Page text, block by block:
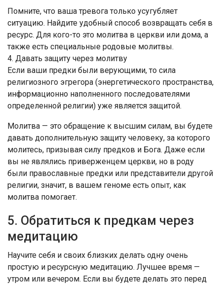
Помните, что ваша тревога только усугубляет
ситуацию. Найдите удобный способ возвращать себя в
ресурс. Для кого-то это молитва в церкви или дома, а
также есть специальные родовые молитвы.
4. Давать защиту через молитву
Если ваши предки были верующими, то сила
религиозного эгрегора (энергетического пространства,
информационно наполненного последователями
определенной религии) уже является защитой.
Молитва — это обращение к высшим силам, вы будете
давать дополнительную защиту человеку, за которого
молитесь, призывая силу предков и Бога. Даже если
вы не являлись приверженцем церкви, но в роду
были православные предки или представители другой
религии, значит, в вашем геноме есть опыт, как
молитва помогает.
5. Обратиться к предкам через
медитацию
Научите себя и своих близких делать одну очень
простую и ресурсную медитацию. Лучшее время —
утром или вечером. Если вы будете делать это перед